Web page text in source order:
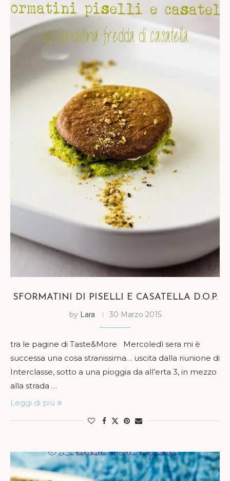
SFORMATINI DI PISELLI E CASATELLA D.O.P.
by Lara 30 Marzo 2015
tra le pagine di Taste&More Mercoledì sera mi è
successa una cosa stranissima… uscita dalla riunione di
Interclasse, sotto a una pioggia da all’erta 3, in mezzo
alla strada …
Leggi di più